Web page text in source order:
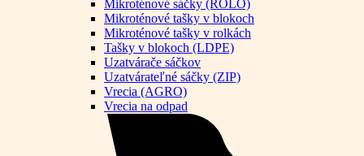
Mikroténové sáčky (ROLO)
Mikroténové tašky v blokoch
Mikroténové tašky v rolkách
Tašky v blokoch (LDPE)
Uzatvárače sáčkov
Uzatvárateľné sáčky (ZIP)
Vrecia (AGRO)
Vrecia na odpad